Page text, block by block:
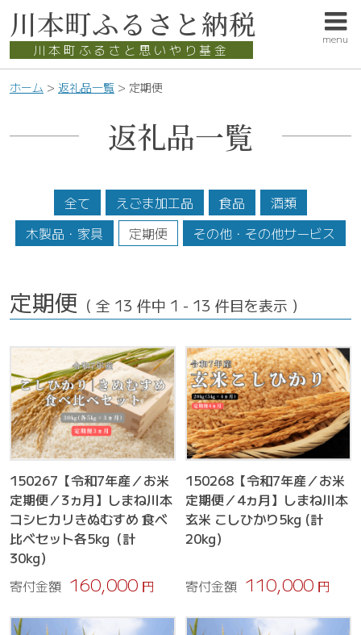
このページの本文へ
川本町ふるさと納税
川本町ふるさと思いやり基金
menu
こ
ー
ホーム > 返礼品一覧 > 定期便
返礼品一覧
全て えごま加工品 食品
酒類
木製品・家具
定期便 その他・その他サービス
定期便 （ 全 13 件中 1 - 13 件目を表示 ）
150267【令和7年産／お米
定期便／3ヵ月】しまね川本
コシヒカリきぬむすめ 食べ
比べセット各5kg（計
30kg）
寄付金額 160,000 円
150268【令和7年産／お米
定期便／4ヵ月】しまね川本
玄米 こしひかり5kg (計
20kg）
寄付金額 110,000 円